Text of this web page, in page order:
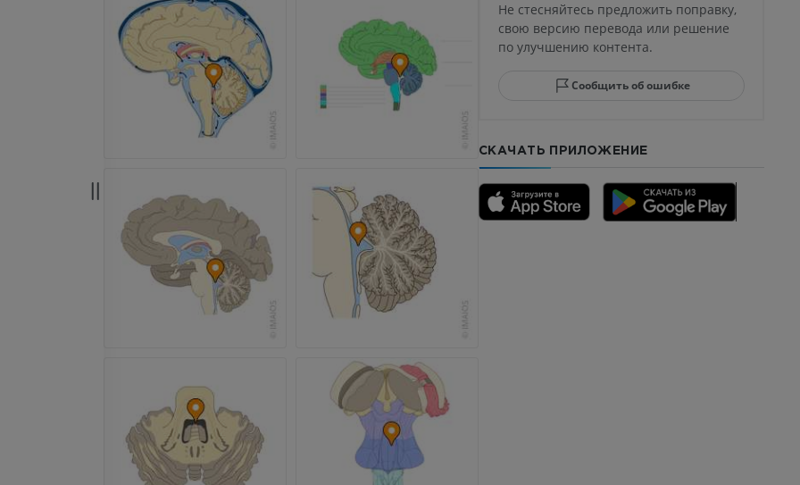
Верхняя конечность
Иллюстрации
Ангиография артерий
Visible Human Project
Фотографии
МРТ предплюсны и
заднего отдела стопы
MPT
ПРЕМИУМ
MPT
ПРЕМИУМ
Lower limb CTA
KT
ПРЕМИУМ
БЕСПЛАТНО
Ангиография артерий
нижних конечностей
Ангиография
Не стесняйтесь предложить поправку,
свою версию перевода или решение
по улучшению контента.
Сообщить об ошибке
СКАЧАТЬ ПРИЛОЖЕНИЕ